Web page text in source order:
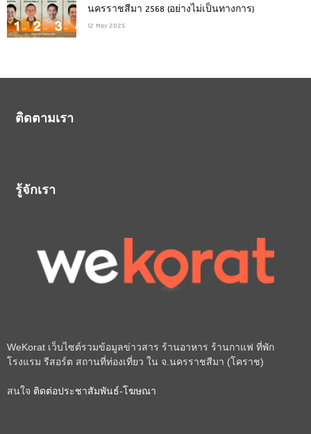
นครราชสีมา 2568 (อย่างไม่เป็นทางการ)
12 May 2025
ติดตามเรา
รู้จักเรา
WeKorat เว็บไซต์รวมข้อมูลข่าวสาร ร้านอาหาร ร้านกาแฟ ที่พัก
โรงแรม รีสอร์ต สถานที่ท่องเที่ยว ใน จ.นครราชสีมา (โคราช)
สนใจ ติดต่อประชาสัมพันธ์-โฆษณา